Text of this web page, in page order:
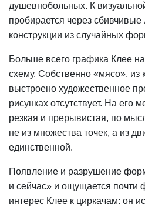
душевнобольных. К
пробирается через сбивчивые
конструкции из случайных
Больше всего графика Клее
схему. Собственно «мясо», из
выстроено художественное
рисунках отсутствует. На его
резкая и прерывистая, по
не из множества точек, а из
единственной.
Появление и разрушение
и сейчас» и ощущается почти
интерес Клее к циркачам: он